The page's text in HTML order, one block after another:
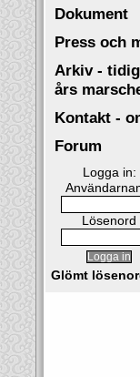
Dokument
Press och
Arkiv -
års
Kontakt -
Forum
Logga in:
Lösenord
Glömt